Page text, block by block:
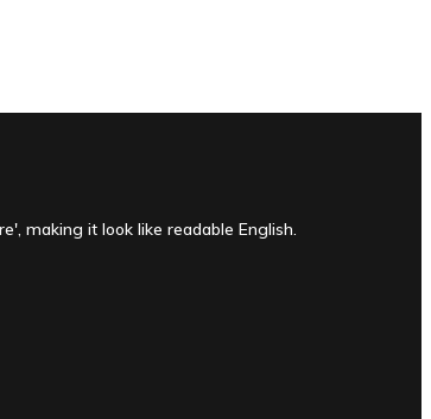
making it look like readable English.